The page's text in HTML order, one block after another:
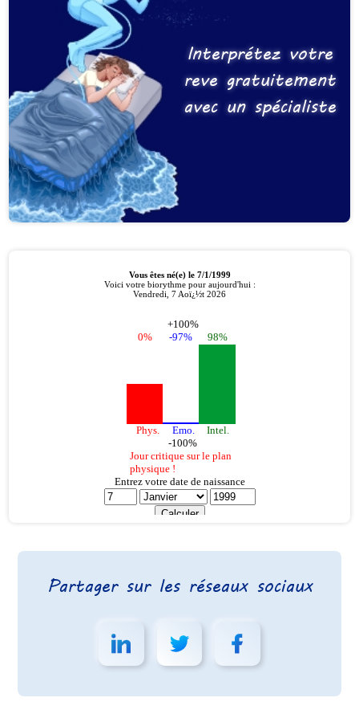
Interprétez votre
reve gratuitement
avec un spécialiste
Partager sur les réseaux sociaux